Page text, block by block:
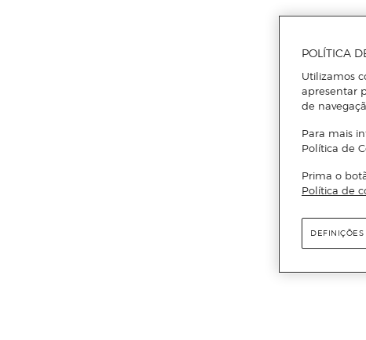
POLÍTICA
Utilizamos
apresentar
de
Para mais
Política de
Prima o
Política de